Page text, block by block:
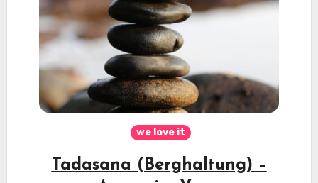
we love it
Tadasana (Berghaltung) –